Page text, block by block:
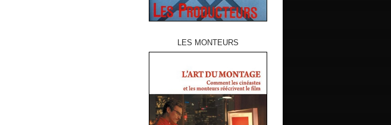
LES MONTEURS